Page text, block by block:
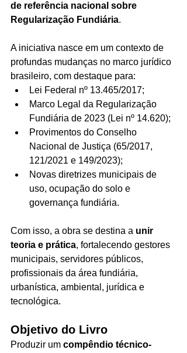
de referência nacional sobre
Regularização Fundiária.
A iniciativa nasce em um contexto de
profundas mudanças no marco jurídico
brasileiro, com destaque para:
Lei Federal nº 13.465/2017;
Marco Legal da Regularização
Fundiária de 2023 (Lei nº 14.620);
Provimentos do Conselho
Nacional de Justiça (65/2017,
121/2021 e 149/2023);
Novas diretrizes municipais de
uso, ocupação do solo e
governança fundiária.
Com isso, a obra se destina a unir
teoria e prática, fortalecendo gestores
municipais, servidores públicos,
profissionais da área fundiária,
urbanística, ambiental, jurídica e
tecnológica.
Objetivo do Livro
Produzir um compêndio técnico-